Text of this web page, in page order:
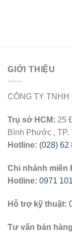
GIỚI THIỆU
CÔNG TY
Trụ sở HCM: 25
Bình Phước , TP.
Hotline: (028) 62
Chi nhánh miền
Hotline: 0971
Hỗ trợ kỹ thuật:
Tư vấn bán